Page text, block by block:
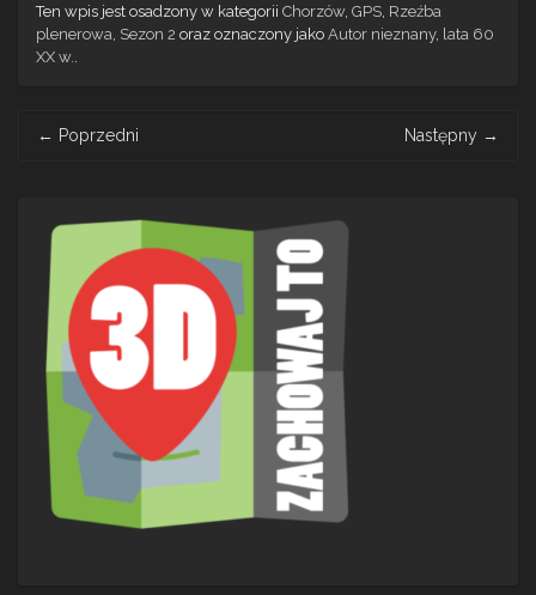
Ten wpis jest osadzony w kategorii Chorzów, GPS Rzeźba
plenerowa Sezon 2 oraz oznaczony jako Autor nieznany, lata 60
XX w.
navigation
← Poprzedni Następny →